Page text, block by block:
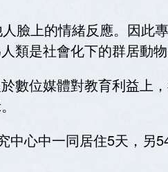
臉上的情緒反應。因此
類是社會化下的群居動物
數位媒體對教育利益上
中心中一同居住5天，另